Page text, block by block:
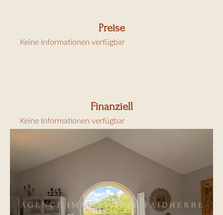
Preise
Keine Informationen verfügbar
Finanziell
Keine Informationen verfügbar